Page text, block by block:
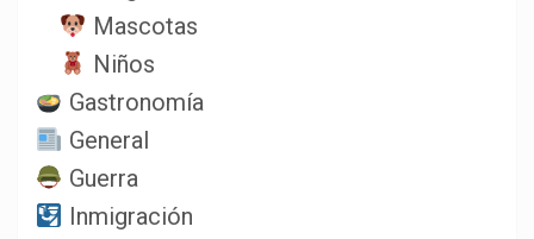
Mascotas
Niños
Gastronomía
General
Guerra
Inmigración